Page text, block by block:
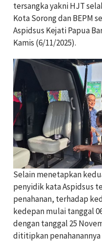
tersangka yakni HJT
Kota Sorong dan BEPM
Aspidsus Kejati Papua
Kamis (6/11/2025).
Selain menetapkan
penyidik kata Aspidsus
penahanan, terhadap
kedepan mulai tanggal
dengan tanggal 25
dititipkan penahanannya